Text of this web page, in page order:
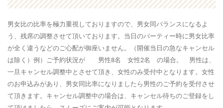
男女比の比率を極力重視しておりますので、男女同バランスになるよ
う、残席の調整させて頂いております。当日のパーティー時に男女比率
が全く違うなどのご心配が御座いません。（開催当日の急なキャンセル
は除く）例）ご予約状況が 男性8名 女性2名 の場合。 男性は、
一旦キャンセル調整中とさせて頂き、女性のみ受付中となります。女性
のお申込みがあり、男女同比率になりましたら男性のご予約を受付させ
て頂きます。キャンセル調整中の場合は、キャンセル待ちのご登録をし